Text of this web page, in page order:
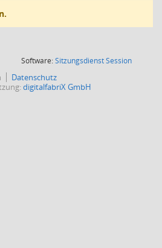
Software:SitzungsdienstSession(Wird in
Datenschutz
digitalfabriX GmbH